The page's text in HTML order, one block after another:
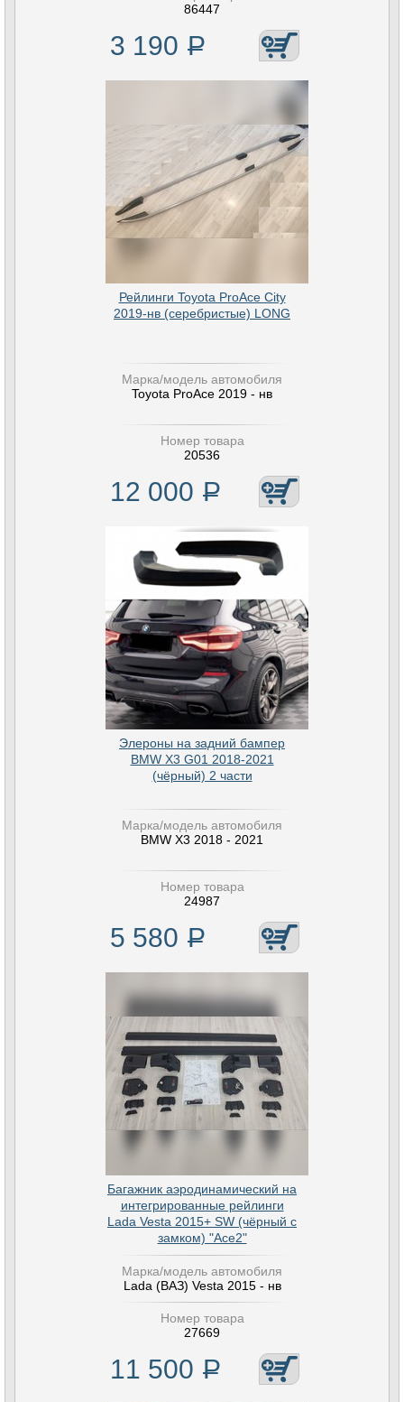
86447
3 190 Р
Рейлинги Toyota ProAce City
2019-нв (серебристые) LONG
Марка/модель автомобиля
Toyota ProAce 2019 - нв
Номер товара
20536
12 000 Р
Элероны на задний бампер
BMW X3 G01 2018-2021
(чёрный) 2 части
Марка/модель автомобиля
BMW X3 2018 - 2021
Номер товара
24987
5 580 Р
Багажник аэродинамический на
интегрированные рейлинги
Lada Vesta 2015+ SW (чёрный с
замком) "Ace2"
Марка/модель автомобиля
Lada (ВАЗ) Vesta 2015 - нв
Номер товара
27669
11 500 Р